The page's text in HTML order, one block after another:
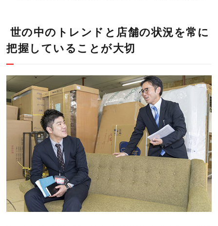
世の中のトレンドと店舗の状況を常に
把握していることが大切